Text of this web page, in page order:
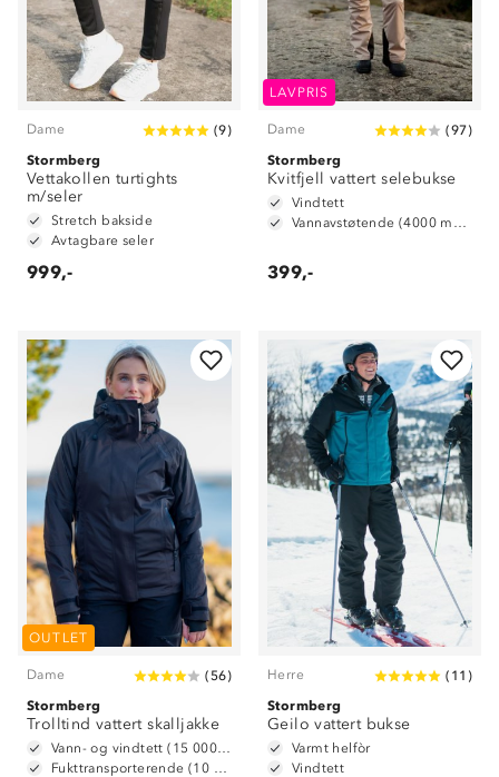
Dame (9)
Stormberg
Vettakollen turtights
m/seler
Stretch bakside
Avtagbare seler
999,-
LAVPRIS
Dame (97)
Stormberg
Kvitfjell vattert selebukse
Vindtett
Vannavstøtende (4000 mm vannsøyle)
399,-
OUTLET
Dame (56)
Stormberg
Trolltind vattert skalljakke
Vann- og vindtett (15 000 mm vannsøyle)
Fukttransporterende (10 000 g/m2/24t)
Herre ( 11 )
Stormberg
Geilo vattert bukse
Varmt helfòr
Vindtett